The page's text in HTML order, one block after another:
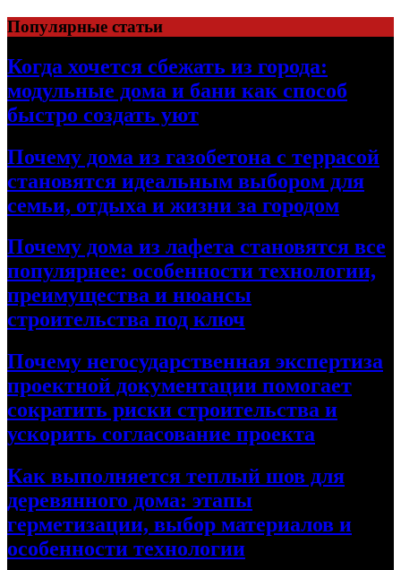
Перейти
к
содержимому
Популярные статьи
Когда хочется сбежать из города:
модульные дома и бани как способ
быстро создать уют
Почему дома из газобетона с террасой
становятся идеальным выбором для
семьи, отдыха и жизни за городом
Почему дома из лафета становятся все
популярнее: особенности технологии,
преимущества и нюансы
строительства под ключ
Почему негосударственная экспертиза
проектной документации помогает
сократить риски строительства и
ускорить согласование проекта
Как выполняется теплый шов для
деревянного дома: этапы
герметизации, выбор материалов и
особенности технологии